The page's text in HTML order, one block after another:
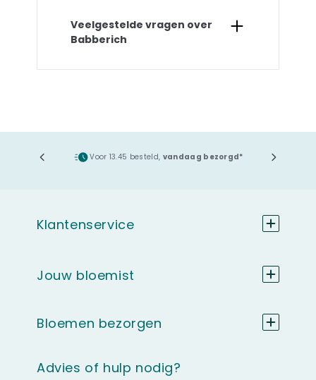
Veelgestelde vragen over
Babberich
Voor 13.45 besteld, vandaag bezorgd*
Advies of hulp nodig?
Klantenservice
Jouw bloemist
Bloemen bezorgen